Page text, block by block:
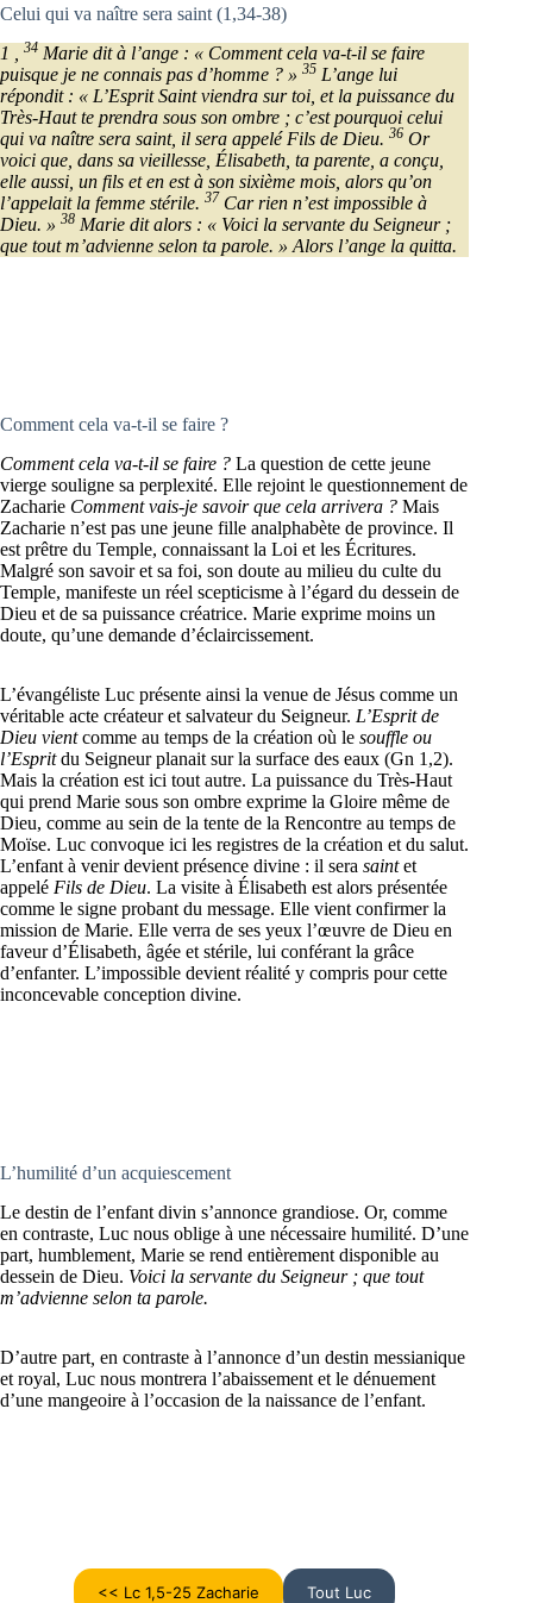
Celui qui va naître sera saint (1,34-38)
1 ,
34 Marie dit à l’ange : « Comment cela va-t-il se faire
puisque je ne connais pas d’homme ? » 35 L’ange lui
répondit : « L’Esprit Saint viendra sur toi, et la puissance du
Très-Haut te prendra sous son ombre ; c’est pourquoi celui
qui va naître sera saint, il sera appelé Fils de Dieu. 36 Or
voici que, dans sa vieillesse, Élisabeth, ta parente, a conçu,
elle aussi, un fils et en est à son sixième mois, alors qu’on
l’appelait la femme stérile. 37 Car rien n’est impossible à
Dieu. » 38 Marie dit alors : « Voici la servante du Seigneur ;
que tout m’advienne selon ta parole. » Alors l’ange la quitta.
Comment cela va-t-il se faire ?
Comment cela va-t-il se faire ? La question de cette jeune
vierge souligne sa perplexité. Elle rejoint le questionnement de
Zacharie Comment vais-je savoir que cela arrivera ? Mais
Zacharie n’est pas une jeune fille analphabète de province. Il
est prêtre du Temple, connaissant la Loi et les Écritures.
Malgré son savoir et sa foi, son doute au milieu du culte du
Temple, manifeste un réel scepticisme à l’égard du dessein de
Dieu et de sa puissance créatrice. Marie exprime moins un
doute, qu’une demande d’éclaircissement.
L’évangéliste Luc présente ainsi la venue de Jésus comme un
véritable acte créateur et salvateur du Seigneur. L’Esprit de
Dieu vientcomme au temps de la création où le souffle ou
l’Espritdu Seigneur planait sur la surface des eaux (Gn 1,2).
Mais la création est ici tout autre. La puissance du Très-Haut
qui prend Marie sous son ombre exprime la Gloire même de
Dieu, comme au sein de la tente de la Rencontre au temps de
Moïse. Luc convoque ici les registres de la création et du salut.
L’enfant à venir devient présence divine : il sera saintet
appelé Fils de Dieu. La visite à Élisabeth est alors présentée
comme le signe probant du message. Elle vient confirmer la
mission de Marie. Elle verra de ses yeux l’œuvre de Dieu en
faveur d’Élisabeth, âgée et stérile, lui conférant la grâce
d’enfanter. L’impossible devient réalité y compris pour cette
inconcevable conception divine.
L’humilité d’un acquiescement
Le destin de l’enfant divin s’annonce grandiose. Or, comme
en contraste, Luc nous oblige à une nécessaire humilité. D’une
part, humblement, Marie se rend entièrement disponible au
dessein de Dieu. Voici la servante du Seigneur ; que tout
m’advienne selon ta parole.
D’autre part en contraste à l’annonce d’un destin messianique
et royal, Luc nous montrera l’abaissement et le dénuement
d’une mangeoire à l’occasion de la naissance de l’enfant.
<< Lc 1,5-25 Zacharie Tout Luc